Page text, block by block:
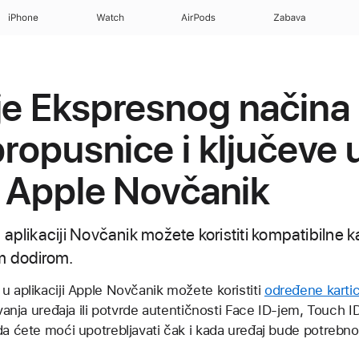
iPhone Watch AirPods Zabava
Ekspresnog načina
i ključeve
Novčanik
Novčanik možete koristiti kompatibilne
dodirom.
aplikaciji Apple Novčanik možete koristiti određene
uređaja ili potvrde autentičnosti Face ID-jem, Touch
ćete moći upotrebljavati čak i kada uređaj bude